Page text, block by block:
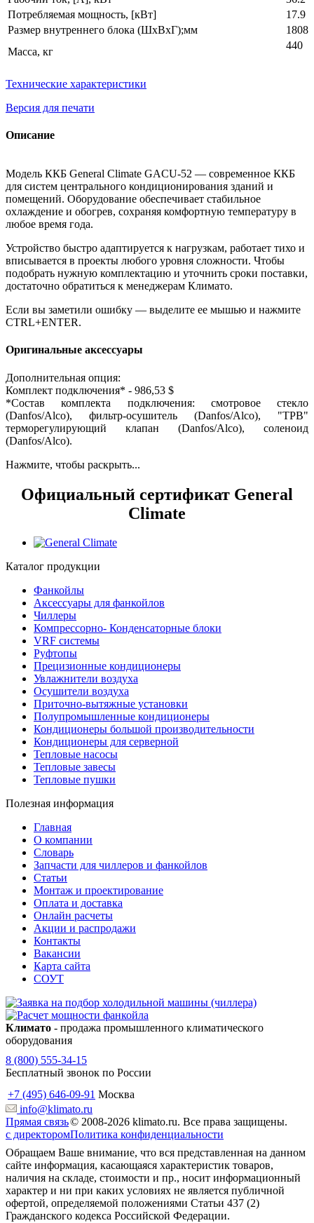
Потребляемая мощность, [кВт]
17.9
Размер внутреннего блока (ШхВхГ);мм
Масса, кг
440
Технические характеристики
Версия для печати
Описание
Модель ККБ General Climate GACU-52 — современное ККБ
для систем центрального кондиционирования зданий и
помещений. Оборудование обеспечивает стабильное
охлаждение и обогрев, сохраняя комфортную температуру в
любое время года.
Устройство быстро адаптируется к нагрузкам, работает тихо и
вписывается в проекты любого уровня сложности. Чтобы
подобрать нужную комплектацию и уточнить сроки поставки,
достаточно обратиться к менеджерам Климато.
Если вы заметили ошибку — выделите ее мышью и нажмите
CTRL+ENTER.
Оригинальные аксессуары
Дополнительная опция:
Комплект подключения* - 986,53 $
*Состав комплекта подключения: смотровое стекло
(Danfos/Alco), фильтр-осушитель (Danfos/Alco), "ТРВ"
терморегулирующий клапан (Danfos/Alco), соленоид
(Danfos/Alco).
Нажмите, чтобы раскрыть...
Официальный сертификат General
Climate
Каталог продукции
Фанкойлы
Аксессуары для фанкойлов
Чиллеры
Компрессорно- Конденсаторные блоки
VRF системы
Руфтопы
Прецизионные кондиционеры
Увлажнители воздуха
Осушители воздуха
Приточно-вытяжные установки
Полупромышленные кондиционеры
Кондиционеры большой производительности
Кондиционеры для серверной
Тепловые насосы
Тепловые завесы
Тепловые пушки
Полезная информация
Главная
О компании
Словарь
Запчасти для чиллеров и фанкойлов
Статьи
Монтаж и проектирование
Оплата и доставка
Онлайн расчеты
Акции и распродажи
Контакты
Вакансии
Карта сайта
СОУТ
Климато - продажа промышленного климатического
оборудования
8 (800) 555-34-15
Бесплатный звонок по России
+7 (495) 646-09-91 Москва
info@klimato.ru
Прямая связь
с директором
© 2008-2026 klimato.ru. Все права защищены.
Политика конфиденциальности
Обращаем Ваше внимание, что вся представленная на данном
сайте информация, касающаяся характеристик товаров,
наличия на складе, стоимости и пр., носит информационный
характер и ни при каких условиях не является публичной
офертой, определяемой положениями Статьи 437 (2)
Гражданского кодекса Российской Федерации.